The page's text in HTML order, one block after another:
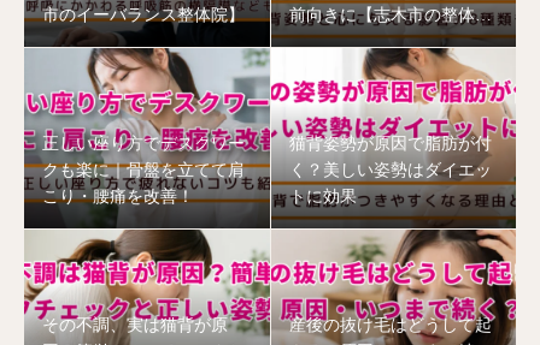
市のイーバランス整体院】
前向きに【志木市の整体
院】
正しい座り方でデスクワー
クも楽に｜骨盤を立てて肩
こり・腰痛を改善！
猫背姿勢が原因で脂肪が付
く？美しい姿勢はダイエッ
トに効果
その不調、実は猫背が原
産後の抜け毛はどうして起